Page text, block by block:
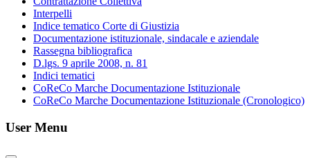
Interpelli
Indice tematico Corte di Giustizia
Documentazione istituzionale, sindacale e aziendale
Rassegna bibliografica
D.lgs. 9 aprile 2008, n. 81
Indici tematici
CoReCo Marche Documentazione Istituzionale
CoReCo Marche Documentazione Istituzionale (Cronologico)
User Menu